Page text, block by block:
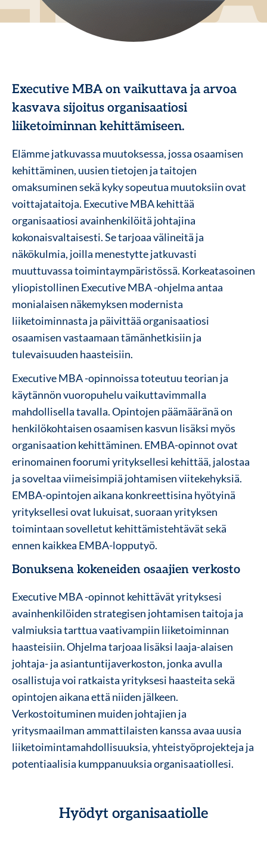
Executive MBA on vaikuttava ja arvoa
kasvava sijoitus organisaatiosi
liiketoiminnan kehittämiseen.
Elämme jatkuvassa muutoksessa, jossa osaamisen
kehittäminen, uusien tietojen ja taitojen
omaksuminen sekä kyky sopeutua muutoksiin ovat
voittajataitoja. Executive MBA kehittää
organisaatiosi avainhenkilöitä johtajina
kokonaisvaltaisesti. Se tarjoaa välineitä ja
näkökulmia, joilla menestytte jatkuvasti
muuttuvassa toimintaympäristössä. Korkeatasoinen
yliopistollinen Executive MBA -ohjelma antaa
monialaisen näkemyksen modernista
liiketoiminnasta ja päivittää organisaatiosi
osaamisen vastaamaan tämänhetkisiin ja
tulevaisuuden haasteisiin.
Executive MBA -opinnoissa toteutuu teorian ja
käytännön vuoropuhelu vaikuttavimmalla
mahdollisella tavalla. Opintojen päämääränä on
henkilökohtaisen osaamisen kasvun lisäksi myös
organisaation kehittäminen. EMBA-opinnot ovat
erinomainen foorumi yrityksellesi kehittää, jalostaa
ja soveltaa viimeisimpiä johtamisen viitekehyksiä.
EMBA-opintojen aikana konkreettisina hyötyinä
yrityksellesi ovat lukuisat, suoraan yrityksen
toimintaan sovelletut kehittämistehtävät sekä
ennen kaikkea EMBA-lopputyö.
Bonuksena kokeneiden osaajien verkosto
Executive MBA -opinnot kehittävät yrityksesi
avainhenkilöiden strategisen johtamisen taitoja ja
valmiuksia tarttua vaativampiin liiketoiminnan
haasteisiin. Ohjelma tarjoaa lisäksi laaja-alaisen
johtaja- ja asiantuntijaverkoston, jonka avulla
osallistuja voi ratkaista yrityksesi haasteita sekä
opintojen aikana että niiden jälkeen.
Verkostoituminen muiden johtajien ja
yritysmaailman ammattilaisten kanssa avaa uusia
liiketoimintamahdollisuuksia, yhteistyöprojekteja ja
potentiaalisia kumppanuuksia organisaatiollesi.
Hyödyt organisaatiolle